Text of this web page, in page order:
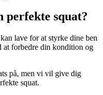
perfekte squat?
lave for at styrke dine ben
at forbedre din kondition og
på, men vi vil give dig
squat.